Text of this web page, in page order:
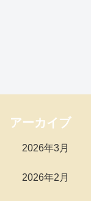
アーカイブ
2026年3月
2026年2月